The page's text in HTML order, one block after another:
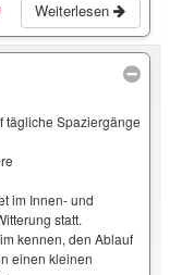
Weiterlesen
tägliche Spaziergänge
im Innen- und
statt.
kennen, den Ablauf
einen kleinen